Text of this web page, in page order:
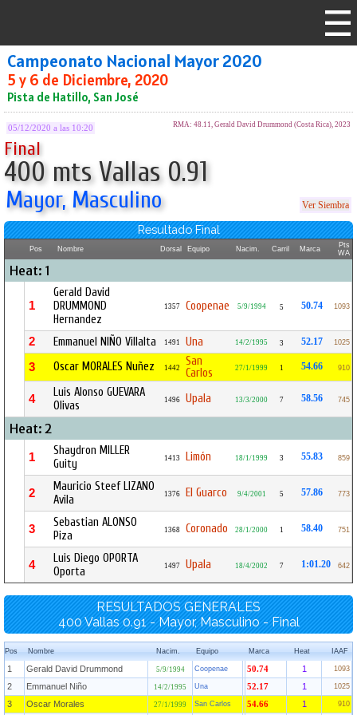
Campeonato Nacional Mayor 2020
5 y 6 de Diciembre, 2020
Pista de Hatillo, San José
05/12/2020 a las 10:20 RMA: 48.11, Gerald David Drummond (Costa Rica), 2023
Final
400 mts Vallas 0.91
Mayor, Masculino Ver Siembra
Resultado Final
Pos Nombre Dorsal Equipo Nacim. Carril Marca
Pts
WA
Heat: 1
1
Gerald David
DRUMMOND
Hernandez
1357 Coopenae 5/9/1994 5 50.74 1093
2 Emmanuel NIÑO Villalta 1491 Una 14/2/1995 3 52.17 1025
3 Oscar MORALES Nuñez 1442
San
Carlos
27/1/1999 1 54.66 910
4
Luis Alonso GUEVARA
Olivas
1496 Upala 13/3/2000 7 58.56 745
Heat: 2
1
Shaydron MILLER
Guity
1413 Limón 18/1/1999 3 55.83 859
2
Mauricio Steef LIZANO
Avila
1376 El Guarco 9/4/2001 5 57.86 773
3
Sebastian ALONSO
Piza
1368 Coronado 28/1/2000 1 58.40 751
4
Luis Diego OPORTA
Oporta
1497 Upala 18/4/2002 7 1:01.20 642
RESULTADOS GENERALES
400 Vallas 0.91 - Mayor, Masculino - Final
Pos Nombre Nacim. Equipo Marca Heat IAAF
1 Gerald David Drummond 5/9/1994 Coopenae 50.74 1 1093
2 Emmanuel Niño 14/2/1995 Una 52.17 1 1025
3 Oscar Morales 27/1/1999 San Carlos 54.66 1 910